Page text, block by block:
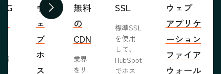
前へ 次へ
編
形
ウ
ェ
ブ
ホ
ス
無料
の
CDN
業界
をリ
SSL
標準SSL
を使用
して、
HubSpot
でホス
ウェブ
アプリケ
ーション
ファイア
ウォール